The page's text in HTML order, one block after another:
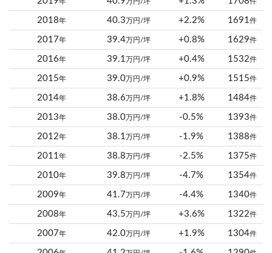
2018年 40.3万円/坪 +2.2% 1691件
2017年 39.4万円/坪 +0.8% 1629件
2016年 39.1万円/坪 +0.4% 1532件
2015年 39.0万円/坪 +0.9% 1515件
2014年 38.6万円/坪 +1.8% 1484件
2013年 38.0万円/坪 -0.5% 1393件
2012年 38.1万円/坪 -1.9% 1388件
2011年 38.8万円/坪 -2.5% 1375件
2010年 39.8万円/坪 -4.7% 1354件
2009年 41.7万円/坪 -4.4% 1340件
2008年 43.5万円/坪 +3.6% 1322件
2007年 42.0万円/坪 +1.9% 1304件